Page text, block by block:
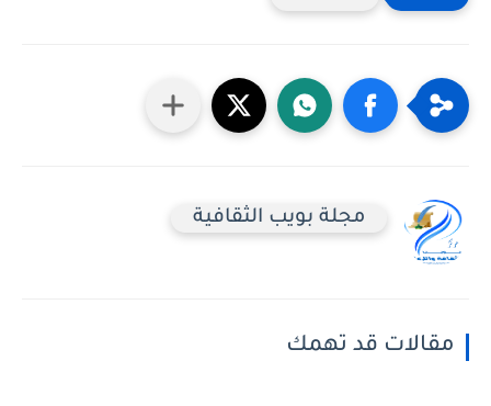
مجلة بويب الثقافية
مقالات قد تهمك